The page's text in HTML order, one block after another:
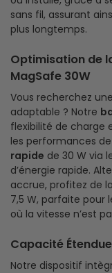
sans fil, assurant
plus longtemps.
Optimisation de
MagSafe 30W
Vous recherchez
adaptable ? Notre
flexibilité de charge
les performances
rapide de 30 W via
d’énergie rapide.
accrue, profitez de
7,5 W, parfaite pour
où la vitesse n’est
Capacité
Notre dispositif